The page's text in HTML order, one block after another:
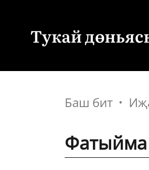
Тукай
Баш бит
Фатыйма